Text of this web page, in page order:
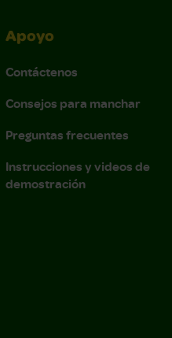
Apoyo
Contáctenos
Consejos para manchar
Preguntas frecuentes
Instrucciones y videos de
demostración
inglés)